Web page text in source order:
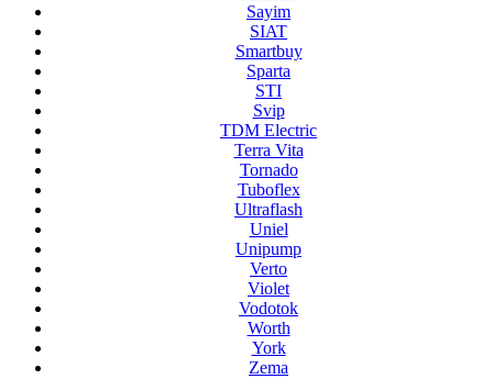
Sayim
SIAT
Smartbuy
Sparta
STI
Svip
TDM Electric
Terra Vita
Tornado
Tuboflex
Ultraflash
Uniel
Unipump
Verto
Violet
Vodotok
Worth
York
Zema